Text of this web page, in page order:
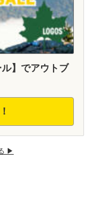
】でアウトブ
▶︎